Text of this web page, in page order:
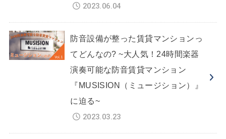
2023.06.04
防音設備が整った賃貸マンションっ
てどんなの? ~大人気！24時間楽器
演奏可能な防音賃貸マンション
『MUSISION（ミュージション）』
に迫る~
2023.03.23